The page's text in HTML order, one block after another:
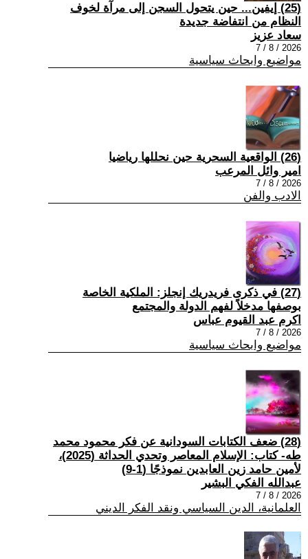
(25) إيفين... حين يتحول السجن إلى مرآة لخوف
النظام من انتفاضة جديدة
سعاد عزيز
2026 / 8 / 7
مواضيع وابحاث سياسية
(26) الواقعية السحرية حين نحللها رياضيا
امير وائل المرعب
2026 / 8 / 7
الادب والفن
(27) في ذكرى فريدريك إنجلز: الملكية الخاصة
بوصفها مدخلاً لفهم الدولة والمجتمع
اكرم عبد القيوم عباس
2026 / 8 / 7
مواضيع وابحاث سياسية
(28) ضعف الكتابات السودانية عن فكر محمود محمد
طه- كتاب: الإسلام المعاصر وتحدي الحداثة (2025)،
لأمين حامد زين العابدين نموذجًا (1-9)
عبدالله الفكي البشير
2026 / 8 / 7
العلمانية، الدين السياسي ونقد الفكر الديني